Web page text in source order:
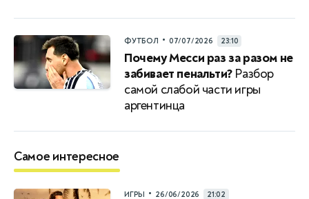
ФУТБОЛ • 07/07/2026 23:10
Почему Месси раз за разом не
забивает пенальти?Разбор
самой слабой части игры
аргентинца
Самое интересное
ИГРЫ • 26/06/2026 21:02